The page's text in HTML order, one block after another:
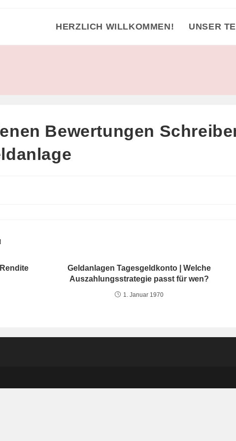
HERZLICH WILLKOMMEN! UNSER
Bewertungen
Geldanlagen Tagesgeldkonto | Welche
Auszahlungsstrategie passt für wen?
1. Januar 1970